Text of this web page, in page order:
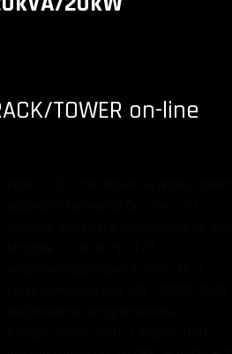
TOWER on-line